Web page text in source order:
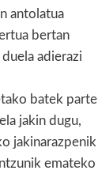
antolatua
bertan
adierazi
batek parte
jakin dugu,
jakinarazpenik
emateko